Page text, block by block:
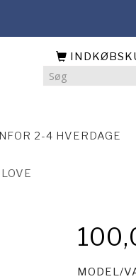
2-4 HVERDAGE
MODEL/